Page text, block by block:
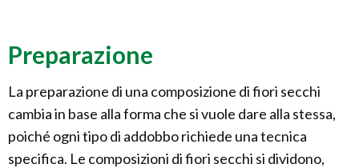
Preparazione
La preparazione di una composizione di fiori secchi
cambia in base alla forma che si vuole dare alla stessa,
poiché ogni tipo di addobbo richiede una tecnica
specifica. Le composizioni di fiori secchi si dividono,